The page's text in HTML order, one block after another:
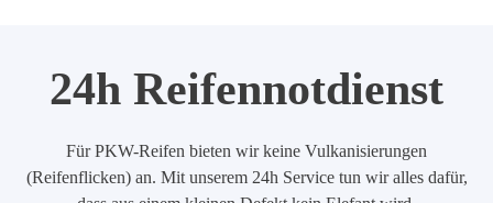
24h Reifennotdienst
Für PKW-Reifen bieten wir keine Vulkanisierungen
(Reifenflicken) an. Mit unserem 24h Service tun wir alles dafür,